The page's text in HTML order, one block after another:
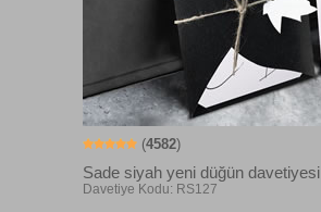
(4582)
Sade siyah yeni düğün davetiyesi